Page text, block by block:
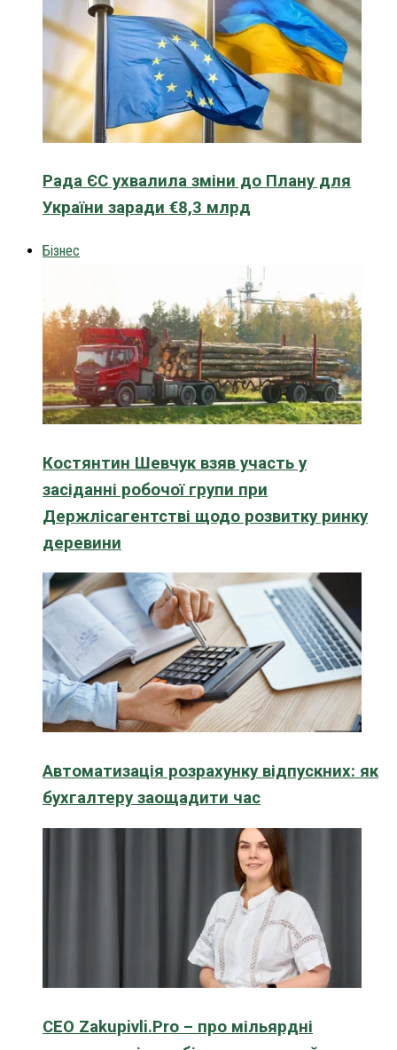
Рада ЄС ухвалила зміни до Плану для
України заради €8,3 млрд
Бізнес
Костянтин Шевчук взяв участь у
засіданні робочої групи при
Держлісагентстві щодо розвитку ринку
деревини
Автоматизація розрахунку відпускних: як
бухгалтеру заощадити час
CEO Zakupivli.Pro – про мільярдні